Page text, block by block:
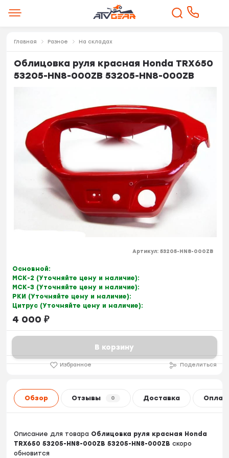
Главная Разное На складах
Облицовка руля красная Honda TRX650
53205-HN8-000ZB 53205-HN8-000ZB
Артикул:53205-HN8-000ZB
Основной:
МСК-2 (Уточняйте цену и наличие):
МСК-3 (Уточняйте цену и наличие):
РКИ (Уточняйте цену и наличие):
Цитрус (Уточняйте цену и наличие):
4 000 ₽
В корзину
Избранное Поделиться
Обзор Отзывы 0 Доставка
Описание для товара Облицовка руля красная Honda
TRX650 53205-HN8-000ZB 53205-HN8-000ZB скоро
обновится